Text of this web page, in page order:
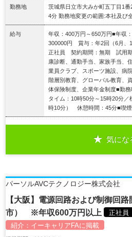
勤務地
茨城県日立市大みか町五丁目1
4分 勤務地変更の範囲:本社及び
給与
年収：400万円～650万円■年収
300000円 賞与：年2回（6月、
正社員 契約期間：無期 試用期
康診断、通勤手当、家族手当、
業員クラブ、スポーツ施設、病
階層別教育、グローバル教育、
体保険制度、企業年金制度■勤
タイム：10時50分～15時20分
時10分） 休憩時間：45分■喫
気にな
パーソルAVCテクノロジー株式会社
【大阪】電源回路および制御回
市） ※年収600万円以上
正社員
紹介： イーキャリアFAに掲載